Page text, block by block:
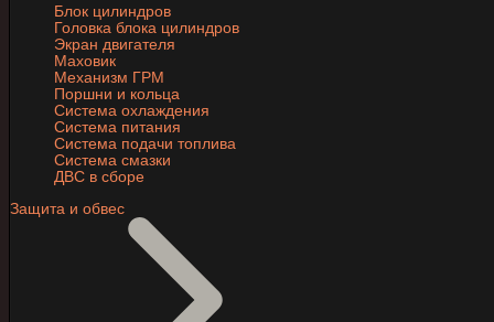
Блок цилиндров
Головка блока цилиндров
Экран двигателя
Маховик
Механизм ГРМ
Поршни и кольца
Система охлаждения
Система питания
Система подачи топлива
Система смазки
ДВС в сборе
Защита и обвес